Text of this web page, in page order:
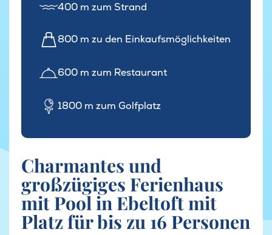
400 m zum Strand
800 m zu den Einkaufsmöglichkeiten
600 m zum Restaurant
1800 m zum Golfplatz
Charmantes und
großzügiges Ferienhaus
mit Pool in Ebeltoft mit
Platz für bis zu 16 Personen